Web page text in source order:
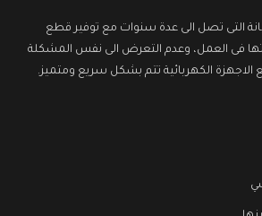
التى تصل الى عدة سنوات مع توفير قطع
فى العمل، وعدم التعرض الى نفس المشكلة
الاجهزة الكهربائية تتم بشكل سريع ومتميز.